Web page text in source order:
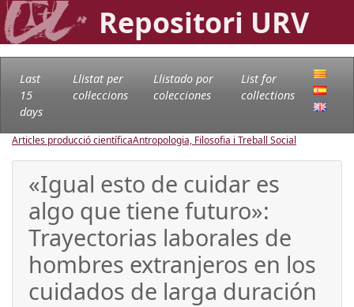
Repositori URV
Last
15
days
Llistat per
col·leccions
Llistado por
colecciones
List for
collections
Articles producció científicaAntropologia, Filosofia i Treball Social
«Igual esto de cuidar es
algo que tiene futuro»:
Trayectorias laborales de
hombres extranjeros en los
cuidados de larga duración